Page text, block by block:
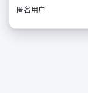
匿名用户